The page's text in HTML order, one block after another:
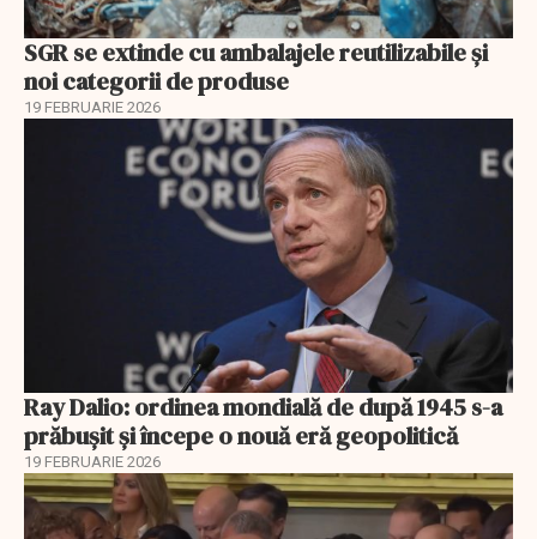
SGR se extinde cu ambalajele reutilizabile și
noi categorii de produse
19 FEBRUARIE 2026
Ray Dalio: ordinea mondială de după 1945 s-a
prăbușit și începe o nouă eră geopolitică
19 FEBRUARIE 2026